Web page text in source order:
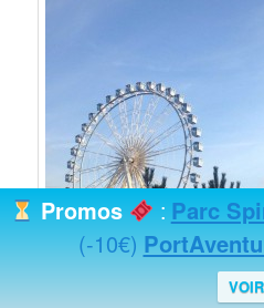
Promos :Parc
(-10€)